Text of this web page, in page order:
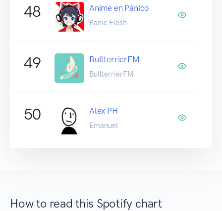
48 Anime en Pánico
Panic Flash
49 BullterrierFM
BullterrierFM
50 Alex PH
Emanuel
How to read this Spotify chart